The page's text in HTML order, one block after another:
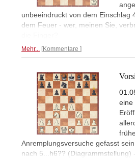
unbeeindruckt von dem Einschlag
dem Feuer - wer, meinen Sie,
Mehr... Kommentare
eine
frühe
Anremplungsversuche gefasst
nach 5...h6?? (Diagrammstellung)